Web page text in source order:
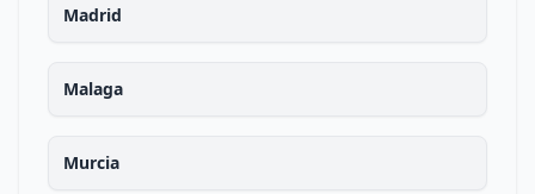
Madrid
Malaga
Murcia